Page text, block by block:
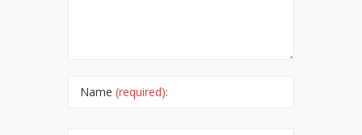
Name (required):